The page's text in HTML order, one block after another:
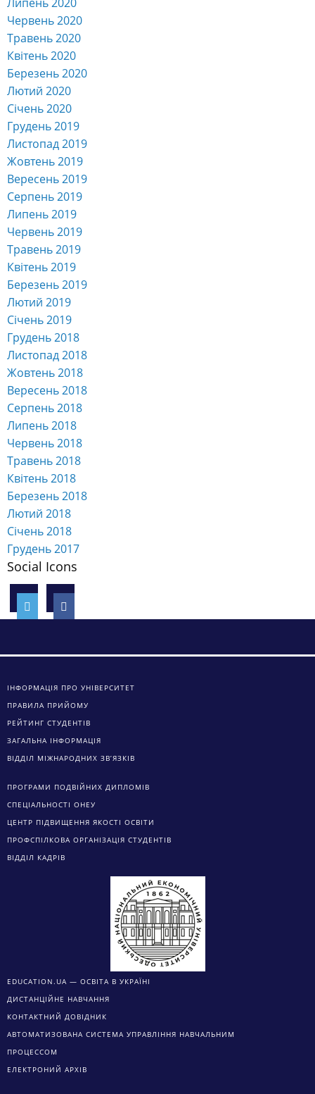
Червень 2020
Травень 2020
Квітень 2020
Березень 2020
Лютий 2020
Січень 2020
Грудень 2019
Листопад 2019
Жовтень 2019
Вересень 2019
Серпень 2019
Липень 2019
Червень 2019
Травень 2019
Квітень 2019
Березень 2019
Лютий 2019
Січень 2019
Грудень 2018
Листопад 2018
Жовтень 2018
Вересень 2018
Серпень 2018
Липень 2018
Червень 2018
Травень 2018
Квітень 2018
Березень 2018
Лютий 2018
Січень 2018
Грудень 2017
Social Icons
ІНФОРМАЦІЯ ПРО УНІВЕРСИТЕТ
ПРАВИЛА ПРИЙОМУ
РЕЙТИНГ СТУДЕНТІВ
ЗАГАЛЬНА ІНФОРМАЦІЯ
ВІДДІЛ МІЖНАРОДНИХ ЗВ’ЯЗКІВ
ПРОГРАМИ ПОДВІЙНИХ ДИПЛОМІВ
СПЕЦІАЛЬНОСТІ ОНЕУ
ЦЕНТР ПІДВИЩЕННЯ ЯКОСТІ ОСВІТИ
ПРОФСПІЛКОВА ОРГАНІЗАЦІЯ СТУДЕНТІВ
ВІДДІЛ КАДРІВ
EDUCATION.UA — ОСВІТА В УКРАЇНІ
ДИСТАНЦІЙНЕ НАВЧАННЯ
КОНТАКТНИЙ ДОВІДНИК
АВТОМАТИЗОВАНА СИСТЕМА УПРАВЛІННЯ НАВЧАЛЬНИМ
ПРОЦЕССОМ
ЕЛЕКТРОНИЙ АРХІВ